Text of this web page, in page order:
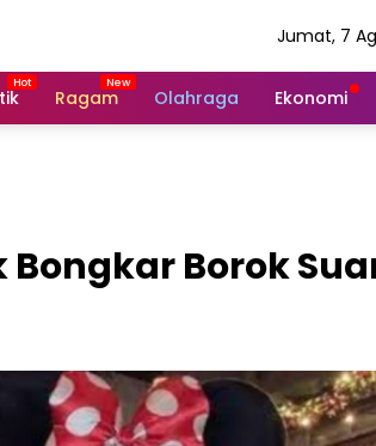
Jumat, 7
Ragam Olahraga Ekonomi
Borok